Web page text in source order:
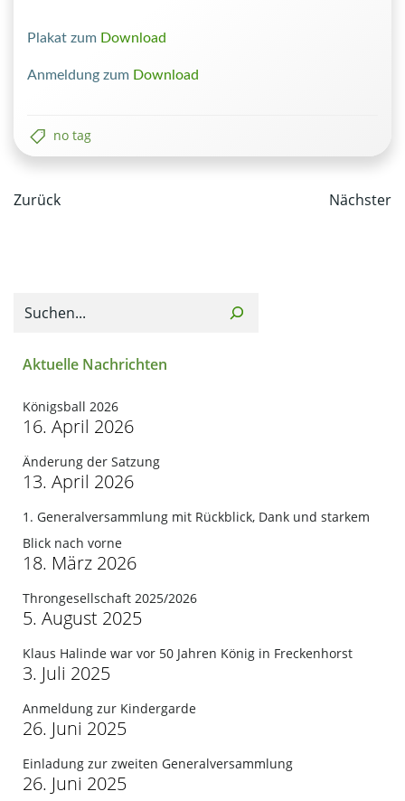
Plakat zum Download
Anmeldung zum Download
no tag
Post
Zurück
Post
Nächster
Aktuelle Nachrichten
Königsball 2026
16. April 2026
Änderung der Satzung
13. April 2026
1. Generalversammlung mit Rückblick, Dank und starkem
Blick nach vorne
18. März 2026
Throngesellschaft 2025/2026
5. August 2025
Klaus Halinde war vor 50 Jahren König in Freckenhorst
3. Juli 2025
Anmeldung zur Kindergarde
26. Juni 2025
Einladung zur zweiten Generalversammlung
26. Juni 2025